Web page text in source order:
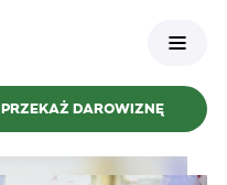
PRZEKAŻ DAROWIZNĘ